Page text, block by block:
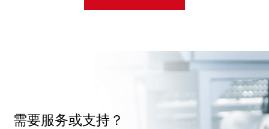
需要服务或支持？